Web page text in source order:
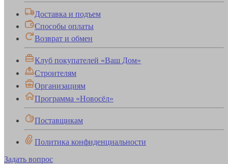
Доставка и подъем
Способы оплаты
Возврат и обмен
Клуб покупателей «Ваш Дом»
Строителям
Организациям
Программа «Новосёл»
Поставщикам
Политика конфиденциальности
Задать вопрос